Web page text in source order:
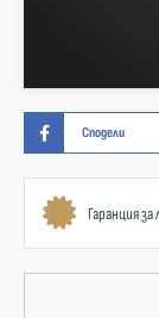
Сподели
Гаранция